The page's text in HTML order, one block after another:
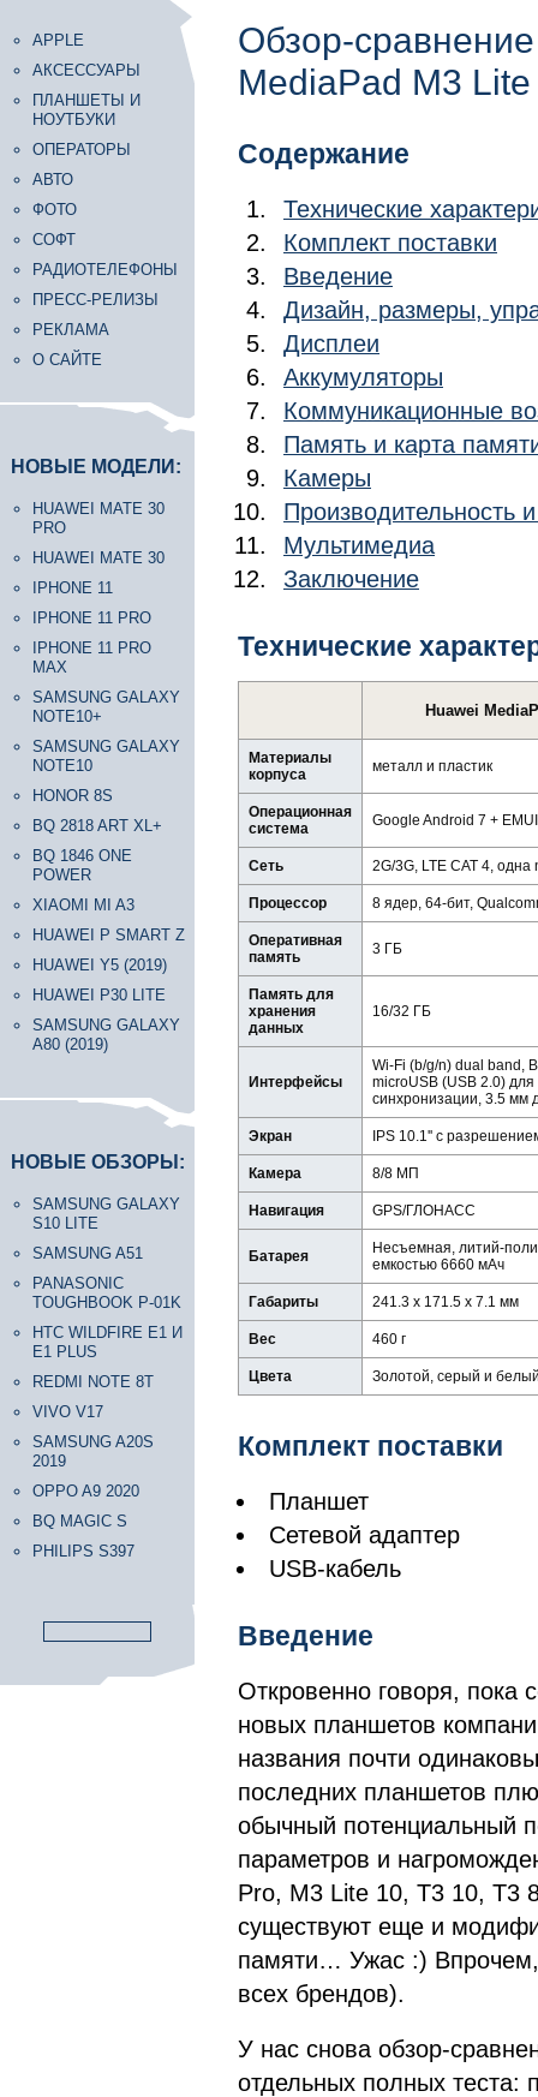
APPLE
АКСЕССУАРЫ
ПЛАНШЕТЫ И
НОУТБУКИ
ОПЕРАТОРЫ
АВТО
ФОТО
СОФТ
РАДИОТЕЛЕФОНЫ
ПРЕСС-РЕЛИЗЫ
РЕКЛАМА
О САЙТЕ
НОВЫЕ МОДЕЛИ:
HUAWEI MATE 30
PRO
HUAWEI MATE 30
IPHONE 11
IPHONE 11 PRO
IPHONE 11 PRO
MAX
SAMSUNG GALAXY
NOTE10+
SAMSUNG GALAXY
NOTE10
HONOR 8S
BQ 2818 ART XL+
BQ 1846 ONE
POWER
XIAOMI MI A3
HUAWEI P SMART Z
HUAWEI Y5 (2019)
HUAWEI P30 LITE
SAMSUNG GALAXY
A80 (2019)
НОВЫЕ ОБЗОРЫ:
SAMSUNG GALAXY
S10 LITE
SAMSUNG A51
PANASONIC
TOUGHBOOK P-01K
HTC WILDFIRE E1 И
E1 PLUS
REDMI NOTE 8T
VIVO V17
SAMSUNG A20S
2019
OPPO A9 2020
BQ MAGIC S
PHILIPS S397
Обзор-
MediaPad M3
Содержание
Технические
Комплект поставки
Введение
Дизайн, размеры,
Дисплеи
Аккумуляторы
Коммуникационные
Память и карта
Камеры
Производительность
Мультимедиа
Заключение
Технические
Huawei
Материалы
корпуса
металл и пластик
Операционная
система
Google Android 7 +
Сеть 2G/3G, LTE CAT 4, одна
Процессор 8 ядер, 64-бит,
Оперативная
память
3 ГБ
Память для
хранения
данных
16/32 ГБ
Интерфейсы
Wi-Fi (b/g/n) dual band,
microUSB (USB 2.0) для
синхронизации, 3.5 мм
Экран IPS 10.1'' с
Камера 8/8 МП
Навигация GPS/ГЛОНАСС
Батарея
Несъемная, литий-
емкостью 6660 мАч
Габариты 241.3 x 171.5 x 7.1 мм
Вес 460 г
Цвета Золотой, серый и
Комплект поставки
Планшет
Сетевой адаптер
USB-кабель
Введение
Откровенно говоря, пока
новых планшетов
названия почти
последних планшетов
обычный потенциальный
параметров и
Pro, M3 Lite 10, T3 10, T3
существуют еще и
памяти… Ужас :) Впрочем,
всех брендов).
У нас снова обзор-
отдельных полных